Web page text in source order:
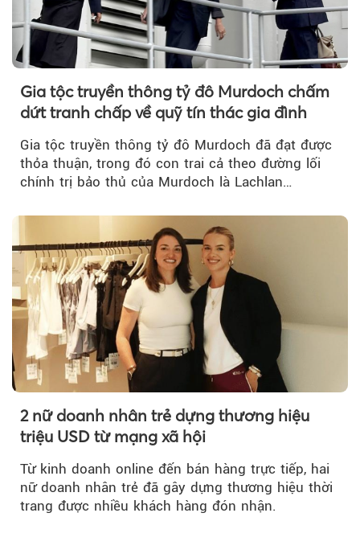
Gia tộc truyền thông tỷ đô Murdoch chấm
dứt tranh chấp về quỹ tín thác gia đình
Gia tộc truyền thông tỷ đô Murdoch đã đạt được
thỏa thuận, trong đó con trai cả theo đường lối
chính trị bảo thủ của Murdoch là Lachlan
2 nữ doanh nhân trẻ dựng thương hiệu
triệu USD từ mạng xã hội
Từ kinh doanh online đến bán hàng trực tiếp, hai
nữ doanh nhân trẻ đã gây dựng thương hiệu thời
trang được nhiều khách hàng đón nhận.